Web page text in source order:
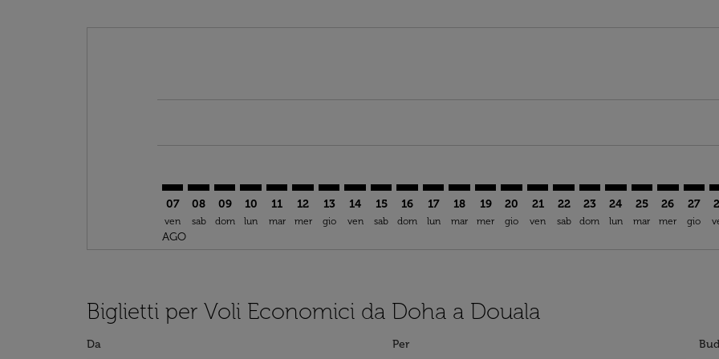
07
ven
AGO
08
sab
09
dom
10
lun
11
mar
12
mer
13
gio
14
ven
15
sab
16
dom
17
lun
18
mar
19
mer
DOH–DLA: cmp-view-offers-
20
gio
DOH–DLA: cmp-view-offers-
21
ven
DOH–DLA: cmp-view-
22
sab
DOH–DLA: cmp-view-
23
dom
DOH–DLA: cmp-
24
lun
DOH–DLA:
25
mar
26
mer
27
gio
Biglietti per Voli Economici da Doha a Douala
Da Per